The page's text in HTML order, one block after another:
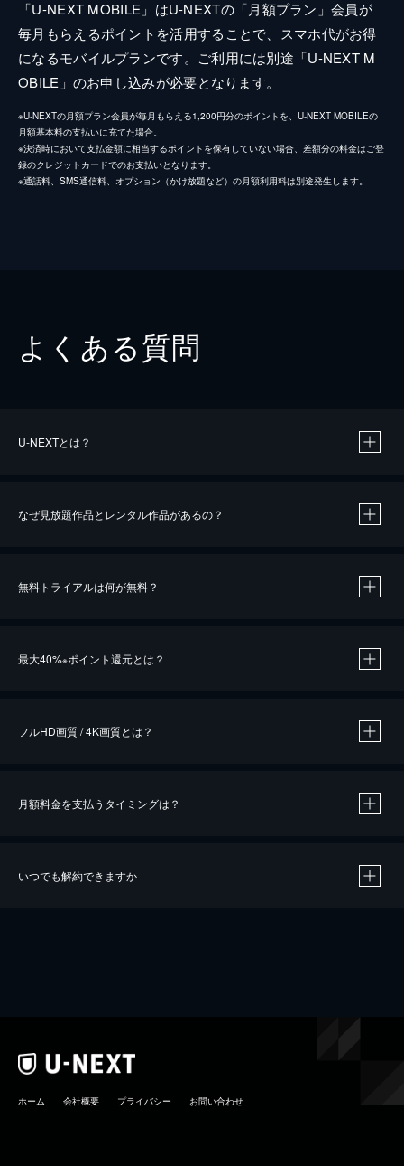
「U-NEXT MOBILE」はU-NEXTの「月額プラン」会員が
毎月もらえるポイントを活用することで、スマホ代がお得
になるモバイルプランです。ご利用には別途「U-NEXT M
OBILE」のお申し込みが必要となります。
※U-NEXTの月額プラン会員が毎月もらえる1,200円分のポイントを、U-NEXT MOBILEの
月額基本料の支払いに充てた場合。
※決済時において支払金額に相当するポイントを保有していない場合、差額分の料金はご登
録のクレジットカードでのお支払いとなります。
※通話料、SMS通信料、オプション（かけ放題など）の月額利用料は別途発生します。
よくある質問
U-NEXTとは？
なぜ見放題作品とレンタル作品があるの？
無料トライアルは何が無料？
最大40%※ポイント還元とは？
※40％ポイント還元の対象は、クレジットカード決済による作品の購入 / レンタルです。
iOSアプリのUコイン決済による作品の購入 / レンタルは、20％のポイント還元です。
フルHD画質 / 4K画質とは？
月額料金を支払うタイミングは？
いつでも解約できますか
ホーム 会社概要 プライバシー お問い合わせ